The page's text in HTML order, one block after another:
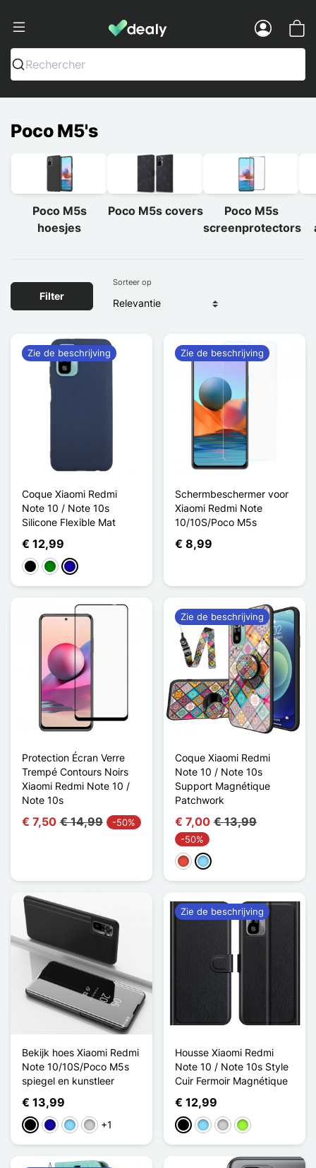
Dealy - Telefoonhoesjes en
Rechercher
Poco M5's
Poco M5s
hoesjes
Poco M5s covers
Poco M5s
screenprotectors
Filter
Sorteer op
Coque Xiaomi Redmi
Note 10 / Note 10s
Silicone Flexible Mat
€ 12,99
ZwartGroenDonkerblauw
Zie de beschrijving
Schermbeschermer voor
Xiaomi Redmi Note
10/10S/Poco M5s
€ 8,99
Zie de beschrijving
Protection Écran Verre
Trempé Contours Noirs
Xiaomi Redmi Note 10 /
Note 10s
€ 7,50 € 14,99 -50%
Coque Xiaomi Redmi
Note 10 / Note 10s
Support Magnétique
Patchwork
€ 7,00 € 13,99
-50%
RoodLicht Blauw
Zie de beschrijving
Bekijk hoes Xiaomi Redmi
Note 10/10S/Poco M5s
spiegel en kunstleer
€ 13,99
ZwartDonkerblauw
Licht Blauw
Zilver
+1
Housse Xiaomi Redmi
Note 10 / Note 10s Style
Cuir Fermoir Magnétique
€ 12,99
ZwartLicht Blauw
ZilverAppelgroen
Zie de beschrijving